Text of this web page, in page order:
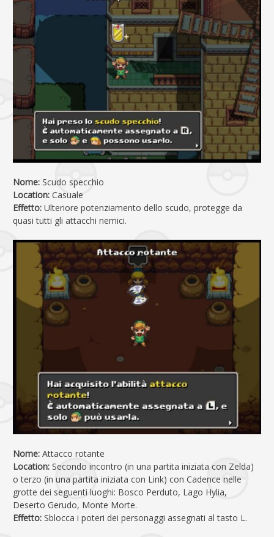
Nome: Scudo specchio
Location: Casuale
Effetto: Ulteriore potenziamento dello scudo, protegge da
quasi tutti gli attacchi nemici.
Nome: Attacco rotante
Location: Secondo incontro (in una partita iniziata con Zelda)
o terzo (in una partita iniziata con Link) con Cadence nelle
grotte dei seguenti luoghi: Bosco Perduto, Lago Hylia,
Deserto Gerudo, Monte Morte.
Effetto: Sblocca i poteri dei personaggi assegnati al tasto L.